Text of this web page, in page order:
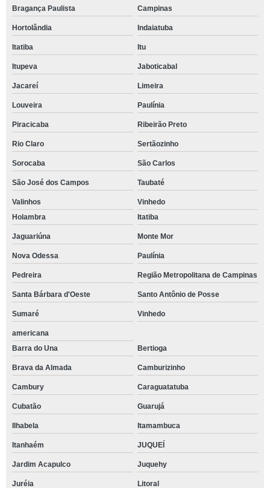
Bragança Paulista Campinas
Hortolândia Indaiatuba
Itatiba Itu
Itupeva Jaboticabal
Jacareí Limeira
Louveira Paulínia
Piracicaba Ribeirão Preto
Rio Claro Sertãozinho
Sorocaba São Carlos
São José dos Campos Taubaté
Valinhos
Vinhedo
Holambra
Itatiba
Jaguariúna Monte Mor
Nova Odessa Paulínia
Pedreira Região Metropolitana de Campinas
Santa Bárbara d'Oeste Santo Antônio de Posse
Sumaré Vinhedo
americana
Barra do Una
Bertioga
Brava da Almada Camburizinho
Cambury Caraguatatuba
Cubatão Guarujá
Ilhabela Itamambuca
Itanhaém JUQUEÍ
Jardim Acapulco Juquehy
Juréia Litoral